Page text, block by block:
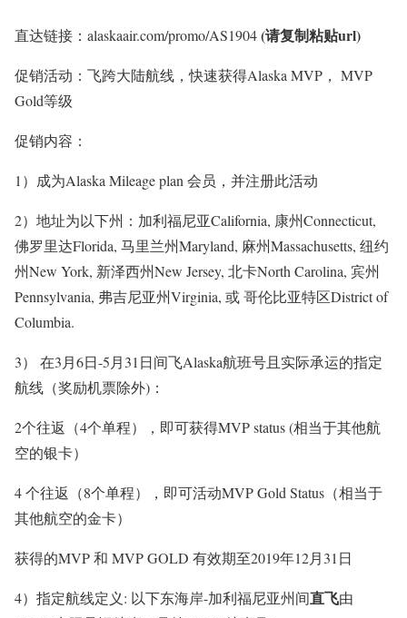
直达链接：alaskaair.com/promo/AS1904(请复制粘贴url)
促销活动：飞跨大陆航线，快速获得Alaska MVP， MVP
Gold等级
促销内容：
1）成为Alaska Mileage plan 会员，并注册此活动
2）地址为以下州：加利福尼亚California, 康州Connecticut,
佛罗里达Florida, 马里兰州Maryland, 麻州Massachusetts, 纽约
州New York, 新泽西州New Jersey, 北卡North Carolina, 宾州
Pennsylvania, 弗吉尼亚州Virginia, 或 哥伦比亚特区District of
Columbia.
3） 在3月6日-5月31日间飞Alaska航班号且实际承运的指定
航线（奖励机票除外)：
2个往返（4个单程），即可获得MVP status (相当于其他航
空的银卡）
4 个往返（8个单程），即可活动MVP Gold Status（相当于
其他航空的金卡）
获得的MVP 和 MVP GOLD 有效期至2019年12月31日
4）指定航线定义: 以下东海岸-加利福尼亚州间直飞由